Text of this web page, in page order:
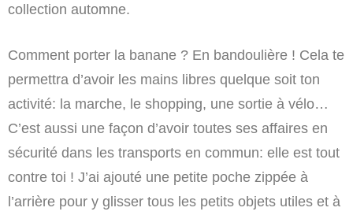
collection automne.
Comment porter la banane ? En bandoulière ! Cela te
permettra d’avoir les mains libres quelque soit ton
activité: la marche, le shopping, une sortie à vélo…
C’est aussi une façon d’avoir toutes ses affaires en
sécurité dans les transports en commun: elle est tout
contre toi ! J’ai ajouté une petite poche zippée à
l’arrière pour y glisser tous les petits objets utiles et à